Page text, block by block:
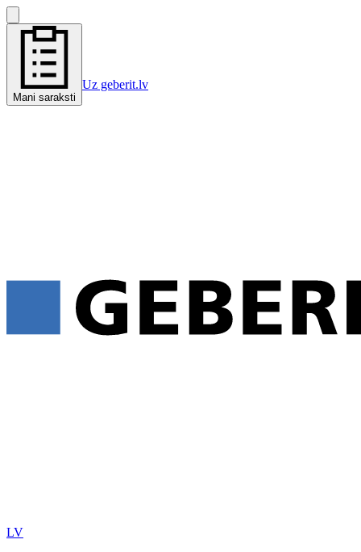
Mani saraksti
Uz geberit.lv
LV